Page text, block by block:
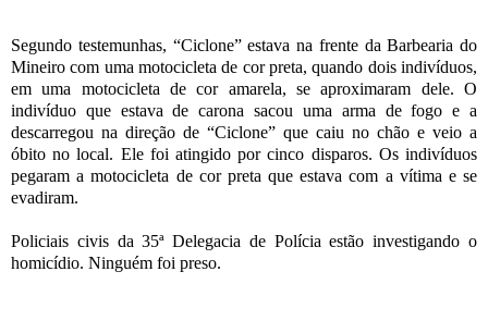
Segundo testemunhas, “Ciclone” estava na frente da Barbearia do
Mineiro com uma motocicleta de cor preta, quando dois indivíduos,
em uma motocicleta de cor amarela, se aproximaram dele. O
indivíduo que estava de carona sacou uma arma de fogo e a
descarregou na direção de “Ciclone” que caiu no chão e veio a
óbito no local. Ele foi atingido por cinco disparos. Os indivíduos
pegaram a motocicleta de cor preta que estava com a vítima e se
evadiram.
Policiais civis da 35ª Delegacia de Polícia estão investigando o
homicídio. Ninguém foi preso.